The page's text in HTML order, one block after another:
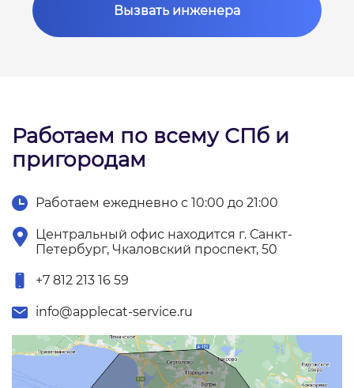
Вызвать инженера
Работаем по всему СПб и
пригородам
Работаем ежедневно с 10:00 до 21:00
Центральный офис находится г. Санкт-
Петербург, Чкаловский проспект, 50
+7 812 213 16 59
info@applecat-service.ru